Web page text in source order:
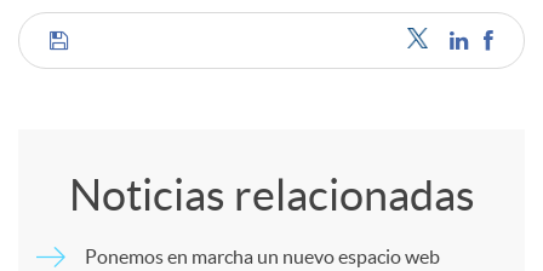
C
m
Noticias relacionadas
Ponemos en marcha un nuevo espacio web